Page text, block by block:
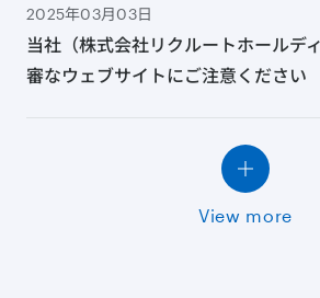
2025年03月03日
当社（株式会社リクルートホールデ
審なウェブサイトにご注意ください
View more